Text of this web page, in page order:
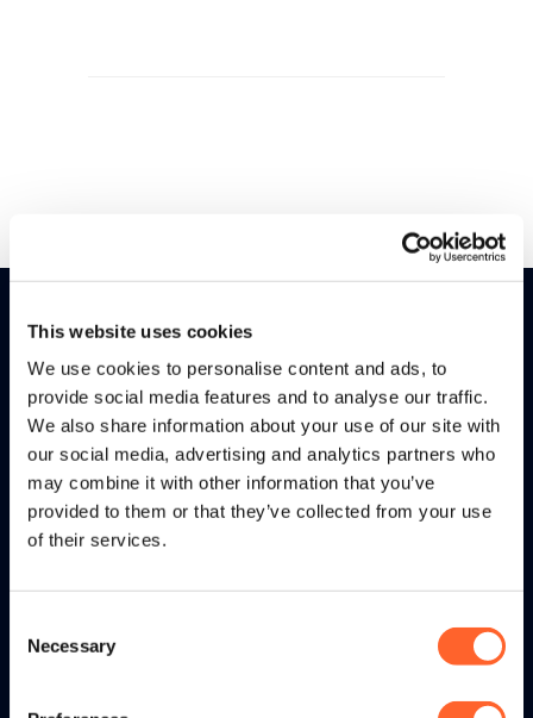
This website uses cookies
We use cookies to personalise content and ads, to
provide social media features and to analyse our traffic.
We also share information about your use of our site with
our social media, advertising and analytics partners who
may combine it with other information that you’ve
provided to them or that they’ve collected from your use
of their services.
Selection
Necessary
tritonX wordt toegepast door
professionele retailbedrijven met een
omnichannel strategie. Door de
te verzamelen ontstaat een 360